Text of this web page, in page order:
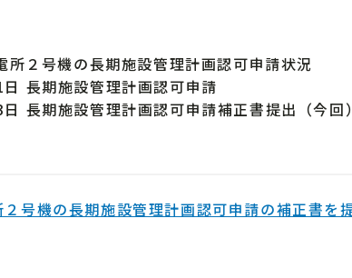
所２号機の長期施設管理計画認可申請状況
長期施設管理計画認可申請
長期施設管理計画認可申請補正書提出（今回）
号機の長期施設管理計画認可申請の補正書を